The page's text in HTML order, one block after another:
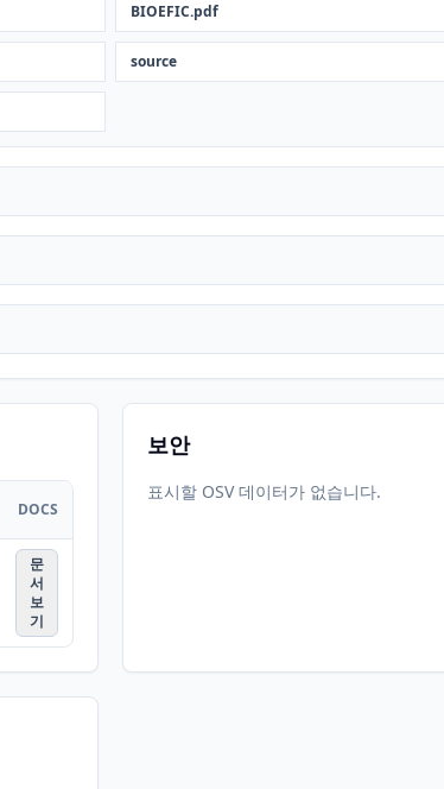
BIOEFIC.pdf
source
DOCS
문
서
보
기
보안
표시할 OSV 데이터가 없습니다.